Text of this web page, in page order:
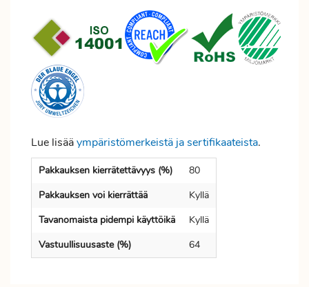
Lue lisääympäristömerkeistä ja sertifikaateista.
Pakkauksen kierrätettävyys (%)
80
Pakkauksen voi kierrättää
Kyllä
Tavanomaista pidempi käyttöikä
Kyllä
Vastuullisuusaste (%)
64